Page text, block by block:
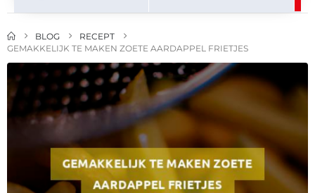
BLOG
RECEPT
GEMAKKELIJK TE MAKEN ZOETE AARDAPPEL FRIETJES